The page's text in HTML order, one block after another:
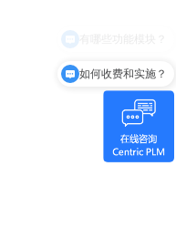
如何收费和实施？